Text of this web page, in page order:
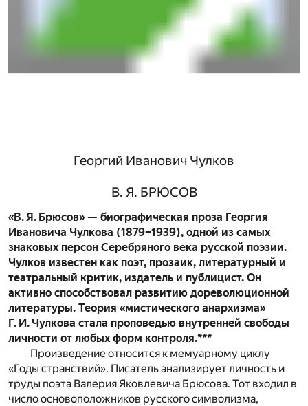
Георгий Иванович Чулков
В. Я. БРЮСОВ
«В. Я. Брюсов» — биографическая проза Георгия
Ивановича Чулкова (1879–1939), одной из самых
знаковых персон Серебряного века русской поэзии.
Чулков известен как поэт, прозаик, литературный и
театральный критик, издатель и публицист. Он
активно способствовал развитию дореволюционной
литературы. Теория «мистического анархизма»
Г. И. Чулкова стала проповедью внутренней свободы
личности от любых форм контроля.***
Произведение относится к мемуарному циклу
«Годы странствий». Писатель анализирует личность и
труды поэта Валерия Яковлевича Брюсова. Тот входил в
число основоположников русского символизма,